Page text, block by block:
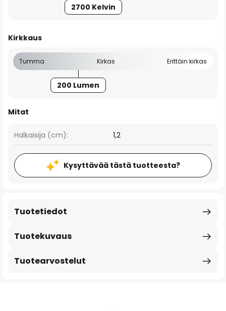
2700 Kelvin
Kirkkaus
Tumma Kirkas Erittäin kirkas
200 Lumen
Mitat
Halkaisija (cm): 1,2
Kysyttävää tästä tuotteesta?
Tuotekuvaus
Tuotetiedot
Tuotearvostelut